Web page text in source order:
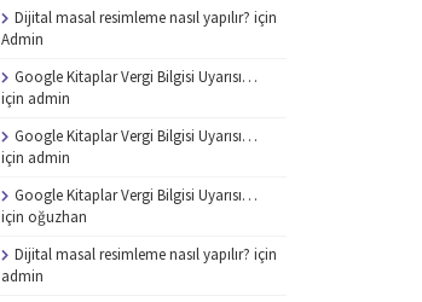
Dijital masal resimleme nasıl yapılır? için
Admin
Google Kitaplar Vergi Bilgisi Uyarısı…
için admin
Google Kitaplar Vergi Bilgisi Uyarısı…
için admin
Google Kitaplar Vergi Bilgisi Uyarısı…
için oğuzhan
Dijital masal resimleme nasıl yapılır? için
admin